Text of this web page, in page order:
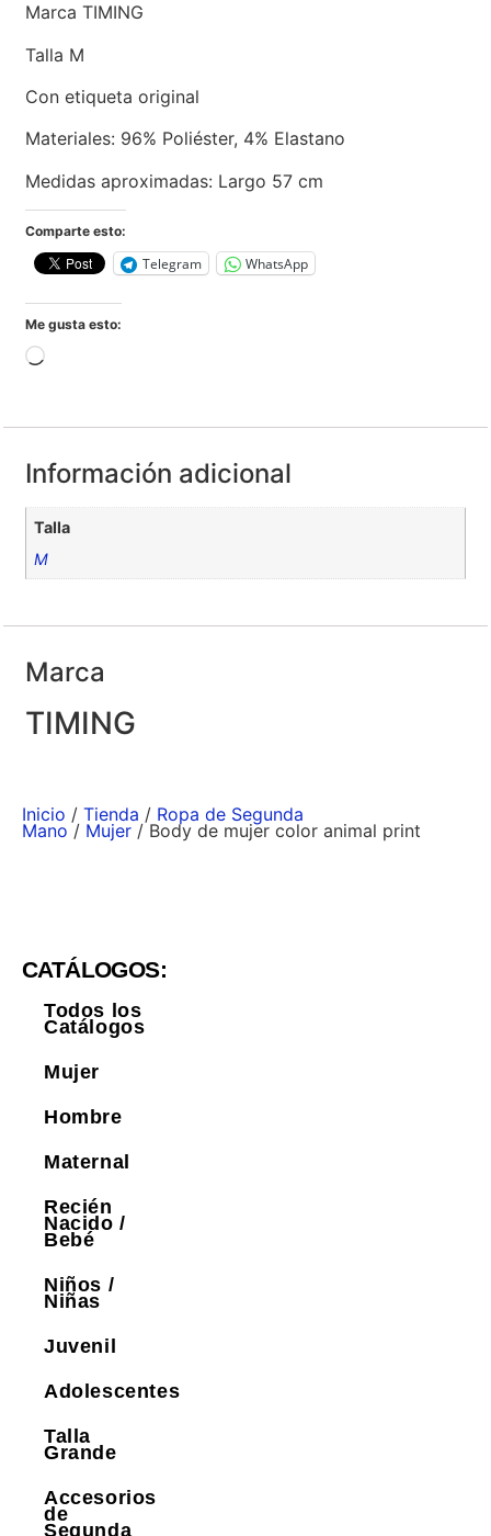
Marca TIMING
Talla M
Con etiqueta original
Materiales: 96% Poliéster, 4% Elastano
Medidas aproximadas: Largo 57 cm
Comparte esto:
Telegram WhatsApp
Me gusta esto:
Información adicional
Talla
M
Marca
TIMING
Inicio / Tienda / Ropa de Segunda
Mano / Mujer / Body de mujer color animal print
CATÁLOGOS:
Todos los
Catálogos
Mujer
Hombre
Maternal
Recién
Nacido /
Bebé
Niños /
Niñas
Juvenil
Adolescentes
Talla
Grande
Accesorios
de
Segunda